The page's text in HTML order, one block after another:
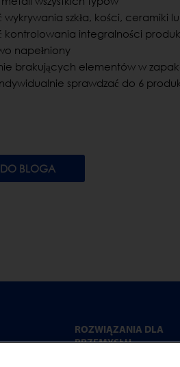
wykrywania szkła, kości,
kontrolowania integralności
napełniony
brakujących elementów w
sprawdzać do 6
BLOGA
ROZWIĄZANIA DLA
PRZEMYSŁU